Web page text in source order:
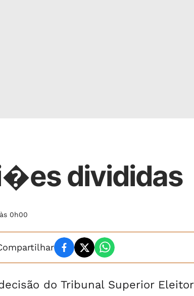
divididas
0h00
do Tribunal Superior